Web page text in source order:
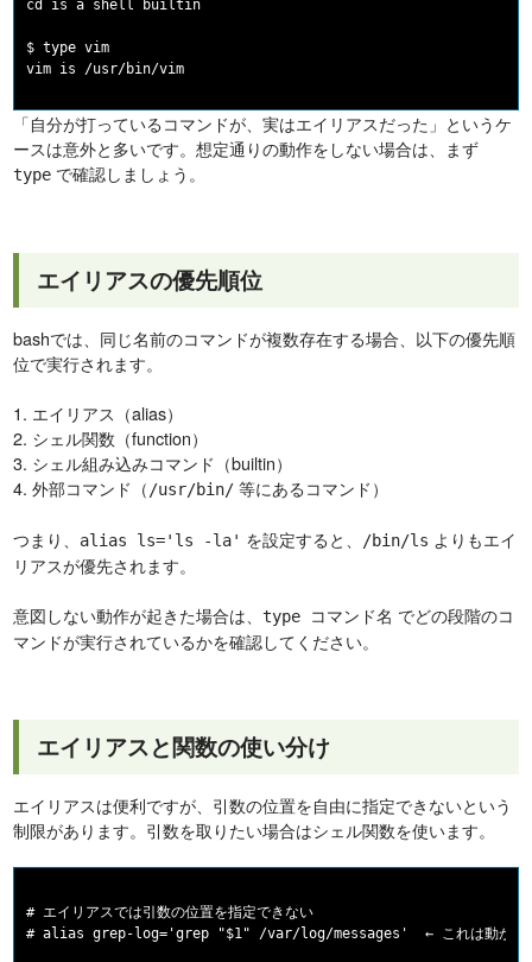
cd is a shell builtin
$ type vim
「自分が打っているコマンドが、実はエイリアスだった」というケ
ースは意外と多いです。想定通りの動作をしない場合は、まず
type で確認しましょう。
エイリアスの優先順位
bashでは、同じ名前のコマンドが複数存在する場合、以下の優先順
位で実行されます。
1. エイリアス（alias）
2. シェル関数（function）
3. シェル組み込みコマンド（builtin）
4. 外部コマンド（ /usr/bin/ 等にあるコマンド）
つまり、 alias ls='ls -la' を設定すると、 /bin/ls よりもエイ
リアスが優先されます。
意図しない動作が起きた場合は、type コマンド名 でどの段階のコ
マンドが実行されているかを確認してください。
エイリアスと関数の使い分け
エイリアスは便利ですが、引数の位置を自由に指定できないという
制限があります。引数を取りたい場合はシェル関数を使います。
# エイリアスでは引数の位置を指定できない
# alias grep-log='grep "$1" /var/log/messages'  ← これは動かな